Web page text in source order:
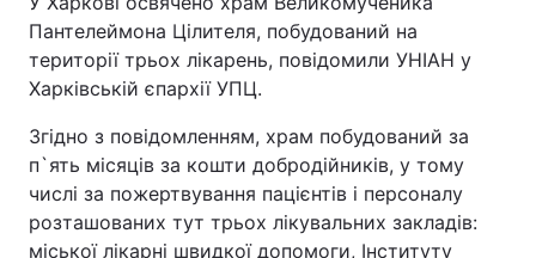
Пантелеймона Цілителя, побудований на
території трьох лікарень, повідомили УНІАН у
Харківській єпархії УПЦ.
Згідно з повідомленням, храм побудований за
п`ять місяців за кошти добродійників, у тому
числі за пожертвування пацієнтів і персоналу
розташованих тут трьох лікувальних закладів:
міської лікарні швидкої допомоги, Інституту